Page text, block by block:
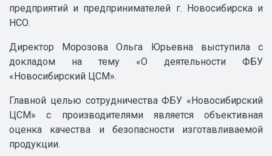
предприятий и предпринимателей г. Новосибирска и
НСО.
Директор Морозова Ольга Юрьевна выступила с
докладом на тему «О деятельности ФБУ
«Новосибирский ЦСМ».
Главной целью сотрудничества ФБУ «Новосибирский
ЦСМ» с производителями является объективная
оценка качества и безопасности изготавливаемой
продукции.